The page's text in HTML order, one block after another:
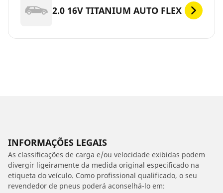
2.0 16V TITANIUM AUTO FLEX
INFORMAÇÕES LEGAIS
As classificações de carga e/ou velocidade exibidas podem
divergir ligeiramente da medida original especificado na
etiqueta do veículo. Como profissional qualificado, o seu
revendedor de pneus poderá aconselhá-lo em: